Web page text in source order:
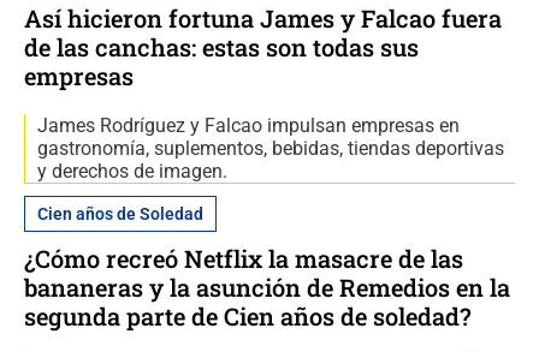
Así hicieron fortuna James y Falcao fuera
de las canchas: estas son todas sus
empresas
James Rodríguez y Falcao impulsan empresas en
gastronomía, suplementos, bebidas, tiendas deportivas
y derechos de imagen.
Cien años de Soledad
¿Cómo recreó Netflix la masacre de las
bananeras y la asunción de Remedios en la
segunda parte de Cien años de soledad?